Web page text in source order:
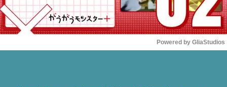
Powered by GliaStudios